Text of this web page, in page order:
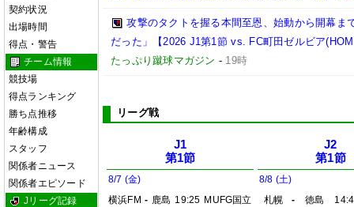
契約状況
出場時間
得点・警告
チーム情報
競技場
得点ランキング
勝ち点推移
年齢構成
スタッフ
関係者ニュース
関係者エピソード
Jリーグ記録
攻撃のタクトを握る本間至恩、始動から開幕ま
だった」【2026 J1第1節 vs. FC町田ゼルビア
たっぷり蹴球マガジン - 19時
リーグ戦
J1
第1節
8/7 (金)
横浜FM - 鹿島 19:25 MUFG国立
J2
第1節
8/8 (土)
札幌
- 徳島